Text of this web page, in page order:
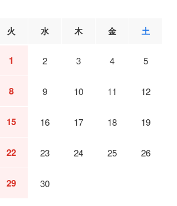
火 水 木 金 土
1 2 3 4 5
8 9 10 11 12
15 16 17 18 19
22 23 24 25 26
29 30